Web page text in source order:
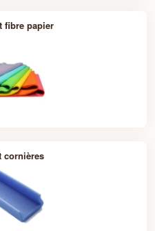
des expéditions,
les mieux adaptées à votre
Packdiscount, nous
la recherche de nouvelles
matériaux pour
calage et de protection et
à vos envois.
fibre papier
cornières